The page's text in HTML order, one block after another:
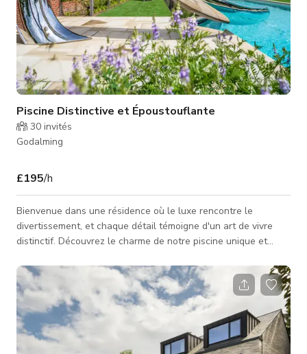
Piscine Distinctive et Époustouflante
30 invités
Godalming
£195/h
Bienvenue dans une résidence où le luxe rencontre le
divertissement, et chaque détail témoigne d'un art de vivre
distinctif. Découvrez le charme de notre piscine unique et
avec des équipements de divertissement, créant un havre
d'opulence. À L'EXTÉRIEUR : Piscine extérieure avec toboggan
en acier inoxydable : Plongez dans les eaux rafraîchissantes
de notre piscine extérieure, équipée d'un incroyable toboggan
en aci